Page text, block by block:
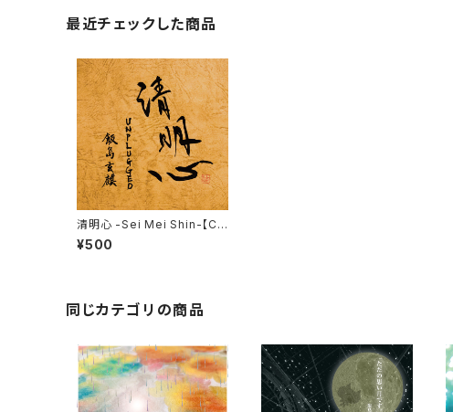
最近チェックした商品
清明心 -Sei Mei Shin-【C
D】
¥500
同じカテゴリの商品